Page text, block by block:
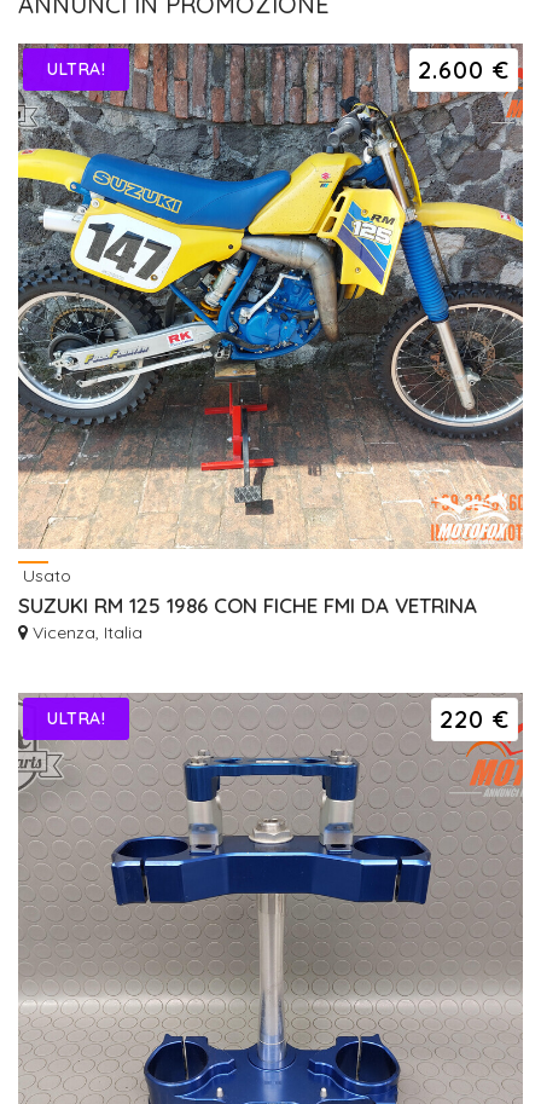
2.600 €
ULTRA!
Usato
SUZUKI RM 125 1986 CON FICHE FMI DA VETRINA
Vicenza, Italia
220 €
ULTRA!